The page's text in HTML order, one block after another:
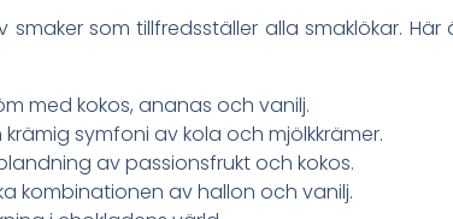
som tillfredsställer alla smaklökar.
med kokos, ananas och vanilj.
krämig symfoni av kola och mjölkkrämer.
av passionsfrukt och kokos.
kombinationen av hallon och vanilj.